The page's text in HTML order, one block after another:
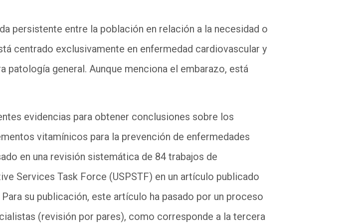
persistente entre la población en relación a la necesidad o
centrado exclusivamente en enfermedad cardiovascular y
patología general. Aunque menciona el embarazo, está
evidencias para obtener conclusiones sobre los
vitamínicos para la prevención de enfermedades
en una revisión sistemática de 84 trabajos de
Services Task Force (USPSTF) en un artículo publicado
su publicación, este artículo ha pasado por un proceso
(revisión por pares), como corresponde a la tercera